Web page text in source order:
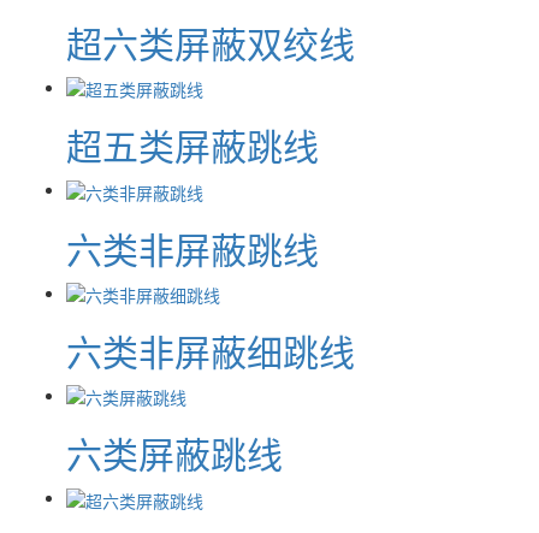
超六类屏蔽双绞线
超五类屏蔽跳线
六类非屏蔽跳线
六类非屏蔽细跳线
六类屏蔽跳线